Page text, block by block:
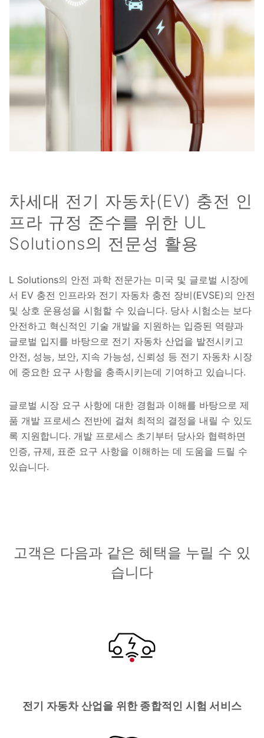
차세대 전기 자동차(EV) 충전 인
프라 규정 준수를 위한 UL
Solutions의 전문성 활용
L Solutions의 안전 과학 전문가는 미국 및 글로벌 시장에
서 EV 충전 인프라와 전기 자동차 충전 장비(EVSE)의 안전
및 상호 운용성을 시험할 수 있습니다. 당사 시험소는 보다
안전하고 혁신적인 기술 개발을 지원하는 입증된 역량과
글로벌 입지를 바탕으로 전기 자동차 산업을 발전시키고
안전, 성능, 보안, 지속 가능성, 신뢰성 등 전기 자동차 시장
에 중요한 요구 사항을 충족시키는데 기여하고 있습니다.
글로벌 시장 요구 사항에 대한 경험과 이해를 바탕으로 제
품 개발 프로세스 전반에 걸쳐 최적의 결정을 내릴 수 있도
록 지원합니다. 개발 프로세스 초기부터 당사와 협력하면
인증, 규제, 표준 요구 사항을 이해하는 데 도움을 드릴 수
있습니다.
고객은 다음과 같은 혜택을 누릴 수 있
습니다
전기 자동차 산업을 위한 종합적인 시험 서비스